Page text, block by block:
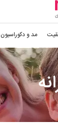
مد و دکوراسیون